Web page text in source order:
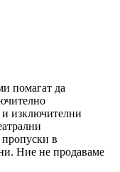
помагат да
и изключителни
пропуски в
Ние не продаваме